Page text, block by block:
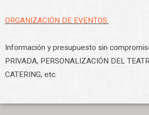
ORGANIZACIÓN DE EVENTOS:
Información y presupuesto sin
PRIVADA, PERSONALIZACIÓN DEL
CATERING, etc.